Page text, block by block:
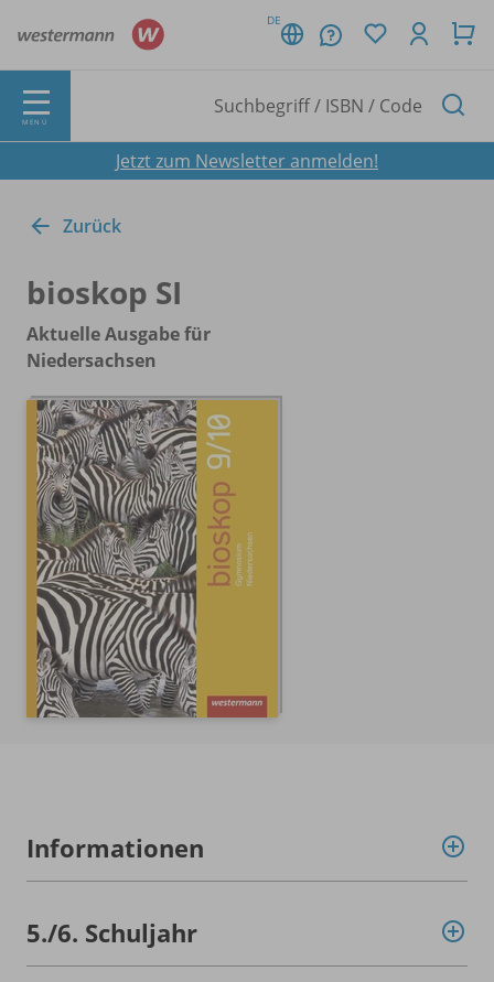
DE
MENÜ
Jetzt zum Newsletter anmelden!
Zurück
bioskop SI
Aktuelle Ausgabe für
Niedersachsen
Informationen
5./6. Schuljahr